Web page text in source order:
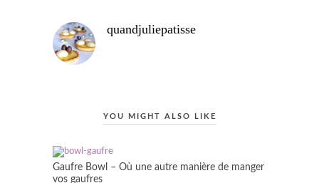
quandjuliepatisse
YOU MIGHT ALSO LIKE
Gaufre Bowl – Où une autre manière de manger
vos gaufres